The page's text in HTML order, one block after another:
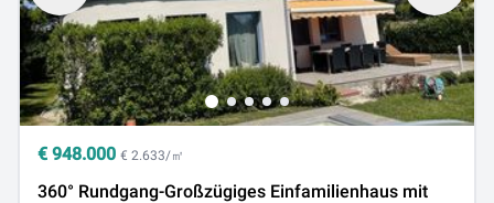
€ 948.000 € 2.633/㎡
360° Rundgang-Großzügiges Einfamilienhaus mit